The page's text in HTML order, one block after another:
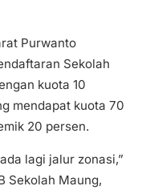
Purwanto
Sekolah
kuota 10
mendapat kuota 70
20 persen.
lagi jalur zonasi,”
Sekolah Maung,